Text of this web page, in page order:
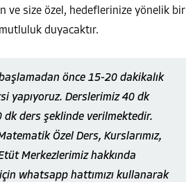
ve size özel, hedeflerinize yönelik bir
duyacaktır.
önce 15-20 dakikalık
yapıyoruz. Derslerimiz 40 dk
dk ders şeklinde verilmektedir.
Özel Ders, Kurslarımız,
Merkezlerimiz hakkında
whatsapp hattımızı kullanarak